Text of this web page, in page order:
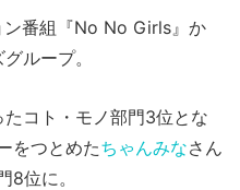
番組『No No Girls』か
ループ。
コト・モノ部門3位とな
をつとめたちゃんみなさん
8位に。